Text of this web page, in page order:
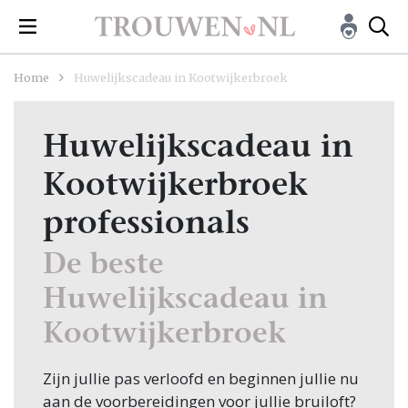
Home Huwelijkscadeau in Kootwijkerbroek
Huwelijkscadeau in
Kootwijkerbroek
professionals
De beste
Huwelijkscadeau in
Kootwijkerbroek
Zijn jullie pas verloofd en beginnen jullie nu
aan de voorbereidingen voor jullie bruiloft?